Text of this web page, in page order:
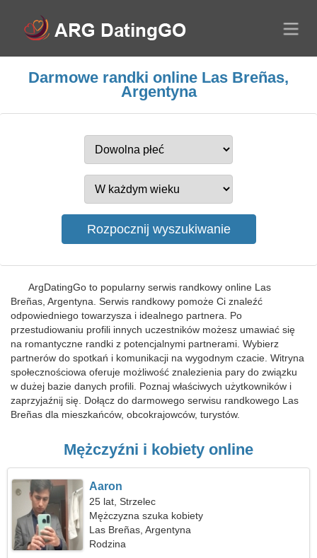
Darmowe randki online Las Breñas,
Argentyna
ArgDatingGo to popularny serwis randkowy online Las
Breñas, Argentyna. Serwis randkowy pomoże Ci znaleźć
odpowiedniego towarzysza i idealnego partnera. Po
przestudiowaniu profili innych uczestników możesz umawiać się
na romantyczne randki z potencjalnymi partnerami. Wybierz
partnerów do spotkań i komunikacji na wygodnym czacie. Witryna
społecznościowa oferuje możliwość znalezienia pary do związku
w dużej bazie danych profili. Poznaj właściwych użytkowników i
zaprzyjaźnij się. Dołącz do darmowego serwisu randkowego Las
Breñas dla mieszkańców, obcokrajowców, turystów.
Mężczyźni i kobiety online
Aaron
25 lat, Strzelec
Mężczyzna szuka kobiety
Las Breñas, Argentyna
Rodzina